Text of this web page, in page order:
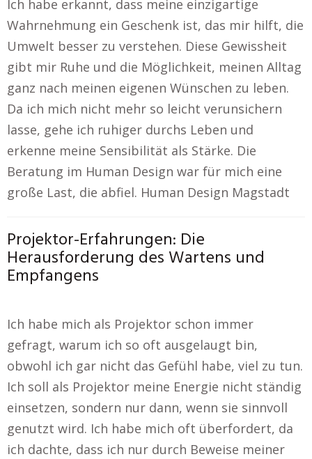
Ich habe erkannt, dass meine einzigartige
Wahrnehmung ein Geschenk ist, das mir hilft, die
Umwelt besser zu verstehen. Diese Gewissheit
gibt mir Ruhe und die Möglichkeit, meinen Alltag
ganz nach meinen eigenen Wünschen zu leben.
Da ich mich nicht mehr so leicht verunsichern
lasse, gehe ich ruhiger durchs Leben und
erkenne meine Sensibilität als Stärke. Die
Beratung im Human Design war für mich eine
große Last, die abfiel. Human Design Magstadt
Projektor-Erfahrungen: Die
Herausforderung des Wartens und
Empfangens
Ich habe mich als Projektor schon immer
gefragt, warum ich so oft ausgelaugt bin,
obwohl ich gar nicht das Gefühl habe, viel zu tun.
Ich soll als Projektor meine Energie nicht ständig
einsetzen, sondern nur dann, wenn sie sinnvoll
genutzt wird. Ich habe mich oft überfordert, da
ich dachte, dass ich nur durch Beweise meiner